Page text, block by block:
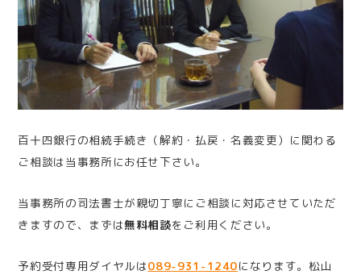
百十四銀行の相続手続き（解約・払戻・名義変更）に関わる
ご相談は当事務所にお任せ下さい。
当事務所の司法書士が親切丁寧にご相談に対応させていただ
きますので、まずは無料相談をご利用ください。
予約受付専用ダイヤルは089-931-1240になります。松山